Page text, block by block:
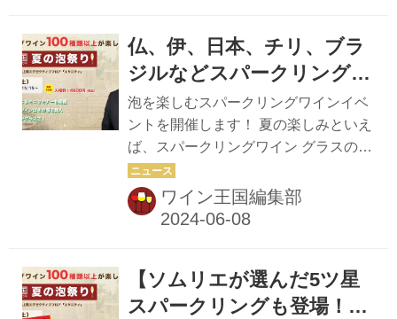
にある「エタニティー」にて、スパー
クリングワインイベントを開催しま
イン王国』が自信をもってオススメす
る100種類以上のスパークリングワイ
ンを用意。 フランスやイタリアをはじ
め、日本、チリ、ブラジルなどさまざ
まな国のスパークリングが登場！新し
い出会いがあるかも！？ ぜひお気に入
仏、伊、日本、チリ、ブラ
ジルなどスパークリングワ
イン100種類以上が楽しめ
る「夏の泡祭り」！
泡を楽しむスパークリングワインイベ
ントを開催します！ 夏の楽しみといえ
ば、スパークリングワイン グラスの中
で立ち上る美しい泡は、眺めているだ
けでうっとり。 ぱちぱちと弾ける音
は、気分を高揚させてくれます。 そこ
にある「エタニティー」にて、スパー
クリングワインイベントを開催しま
ワイン王国編集部
【ソムリエが選んだ5ツ星
スパークリングも登場！】